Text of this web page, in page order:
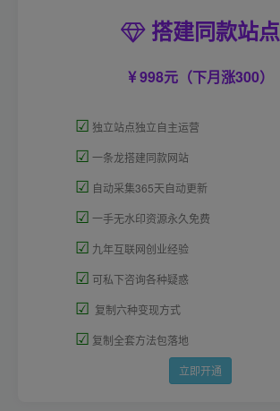
搭建同款站点
998元（下月涨300）
☑ 独立站点独立自主运营
☑ 一条龙搭建同款网站
☑ 自动采集365天自动更新
☑ 一手无水印资源永久免费
☑ 九年互联网创业经验
☑ 可私下咨询各种疑惑
☑ 复制六种变现方式
☑ 复制全套方法包落地
立即开通